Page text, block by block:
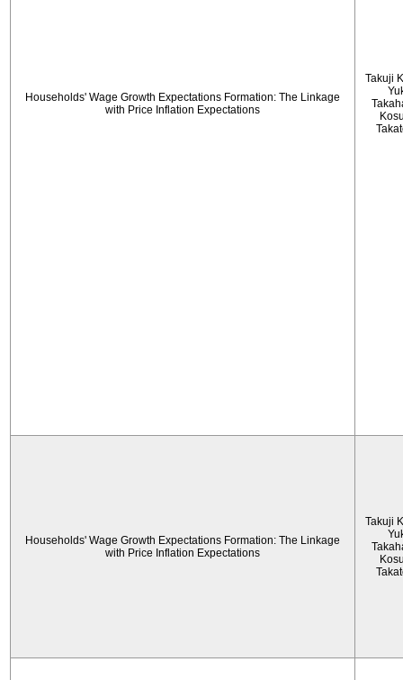
Households' Wage Growth Expectations Formation: The Linkage
with Price Inflation Expectations
Takuji
Households' Wage Growth Expectations Formation: The Linkage
with Price Inflation Expectations
Takuji